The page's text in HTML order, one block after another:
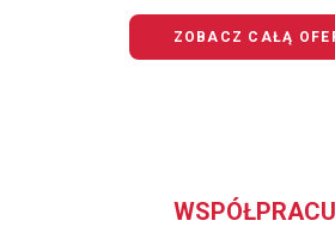
ZOBACZ CAŁĄ